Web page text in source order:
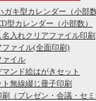
ガキ型カレンダー（小部
型カレンダー（小部数）
名入れクリアファイル印刷
ファイル(全面印刷)
ァイル
マンド絵はがきセット
ト無線綴じ冊子印刷
刷
（プレゼン・会議・セ